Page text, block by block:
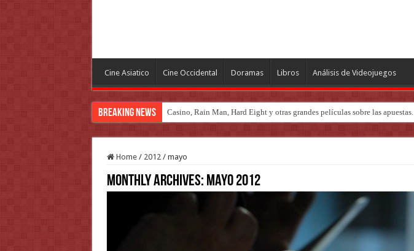
Cine Asiatico Cine Occidental Doramas Libros Análisis de Videojuegos
Breaking News Casino, Rain Man, Hard Eight y otras grandes películas sobre las apuestas.
Home / 2012 / mayo
Monthly Archives: mayo 2012